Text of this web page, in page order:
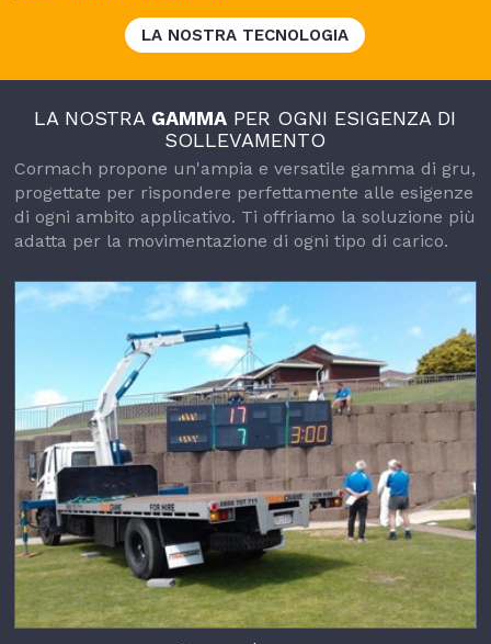
LA NOSTRA TECNOLOGIA
LA NOSTRA GAMMA PER OGNI ESIGENZA DI
SOLLEVAMENTO
Cormach propone un'ampia e versatile gamma di gru,
progettate per rispondere perfettamente alle esigenze
di ogni ambito applicativo. Ti offriamo la soluzione più
adatta per la movimentazione di ogni tipo di carico.